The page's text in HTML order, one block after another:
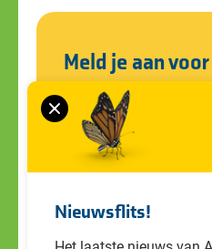
Nieuwsflits!
Meld je aan
nieuwsbrief
Blijf op de hoogte van
en ons laatste